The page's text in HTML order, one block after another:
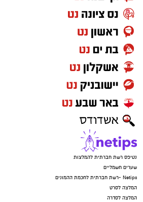
ודורשות עבורה את חקר האמת,
כל נפגעת שתאסוף את האומץ
לדעת שיש מערכת שתפעל,
החשוד מכחיש את המיוחס לו,
נמשכת.
יש לכם מידע חשוב שטרם נחשף?
חדשותי? מצאתם טעות בכתבה?
אותנו
נטיפס רשת חברתית להמלצות
שערים חשמליים
Netips -רשת חברתית לחכמת ההמונים
המלצה לסרט
המלצה לסדרה